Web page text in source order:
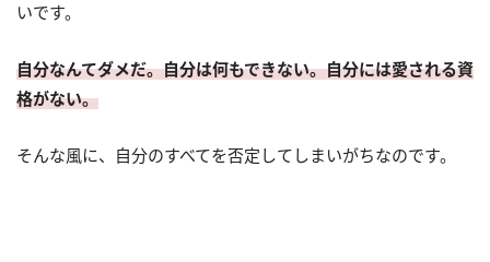
いです。
自分なんてダメだ。自分は何もできない。自分には愛される資
格がない。
そんな風に、自分のすべてを否定してしまいがちなのです。